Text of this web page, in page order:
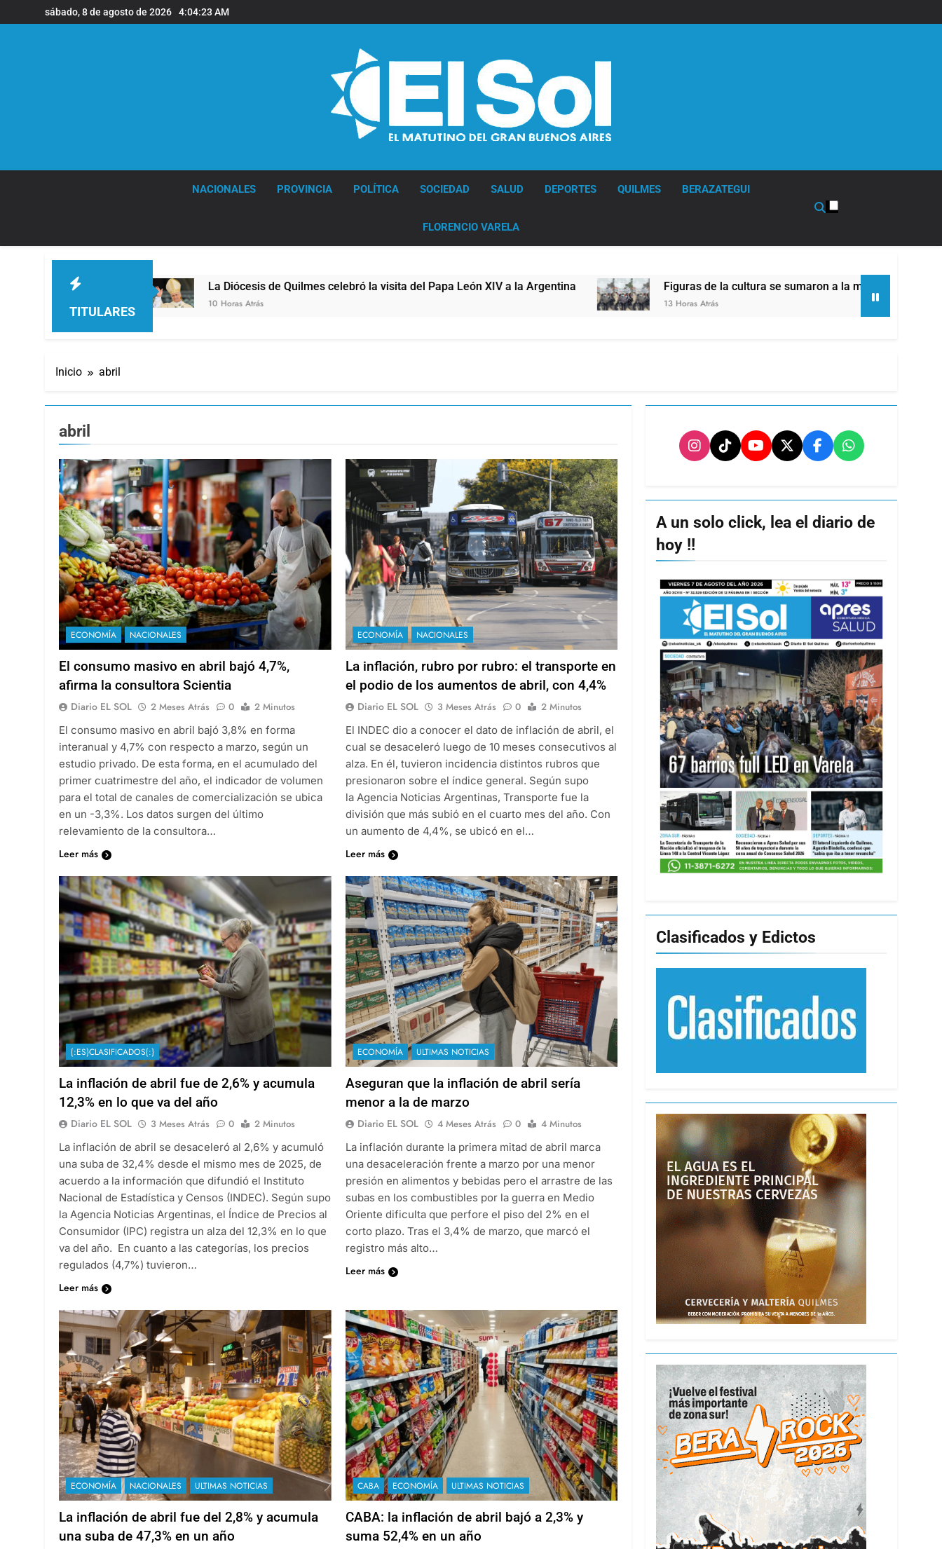
al
sábado, 8 de agosto de 2026 4:04:25 AM
NACIONALES PROVINCIA POLÍTICA SOCIEDAD SALUD DEPORTES QUILMES BERAZATEGUI
FLORENCIO VARELA
TITULARES
La Diócesis de Quilmes celebró la visita del Papa León XIV a la Argentina Figuras de la cultura se sumaron a la marcha frente al Congreso contra la Ley de
Inicio abril
abril
ECONOMÍA NACIONALES
El consumo masivo en abril bajó 4,7%,
afirma la consultora Scientia
Diario EL SOL 2 Meses Atrás 0
2 Minutos
El consumo masivo en abril bajó 3,8% en forma
interanual y 4,7% con respecto a marzo, según un
estudio privado. De esta forma, en el acumulado del
primer cuatrimestre del año, el indicador de volumen
para el total de canales de comercialización se ubica
en un -3,3%. Los datos surgen del último
relevamiento de la consultora…
Leer más
ECONOMÍA NACIONALES
La inflación, rubro por rubro: el transporte en
el podio de los aumentos de abril, con 4,4%
Diario EL SOL 3 Meses Atrás 0
2 Minutos
El INDEC dio a conocer el dato de inflación de abril, el
cual se desaceleró luego de 10 meses consecutivos al
alza. En él, tuvieron incidencia distintos rubros que
presionaron sobre el índice general. Según supo
la Agencia Noticias Argentinas, Transporte fue la
división que más subió en el cuarto mes del año. Con
un aumento de 4,4%, se ubicó en el…
Leer más
{:ES}CLASIFICADOS{:}
La inflación de abril fue de 2,6% y acumula
12,3% en lo que va del año
Diario EL SOL 3 Meses Atrás 0
2 Minutos
La inflación de abril se desaceleró al 2,6% y acumuló
una suba de 32,4% desde el mismo mes de 2025, de
acuerdo a la información que difundió el Instituto
Nacional de Estadística y Censos (INDEC). Según supo
la Agencia Noticias Argentinas, el Índice de Precios al
Consumidor (IPC) registra un alza del 12,3% en lo que
va del año. En cuanto a las categorías, los precios
regulados (4,7%) tuvieron…
Leer más
ECONOMÍA ULTIMAS NOTICIAS
Aseguran que la inflación de abril sería
menor a la de marzo
Diario EL SOL 4 Meses Atrás 0
4 Minutos
La inflación durante la primera mitad de abril marca
una desaceleración frente a marzo por una menor
presión en alimentos y bebidas pero el arrastre de las
subas en los combustibles por la guerra en Medio
Oriente dificulta que perfore el piso del 2% en el
corto plazo. Tras el 3,4% de marzo, que marcó el
registro más alto…
Leer más
ECONOMÍA NACIONALES ULTIMAS NOTICIAS
La inflación de abril fue del 2,8% y acumula
una suba de 47,3% en un año
CABA ECONOMÍA ULTIMAS NOTICIAS
CABA: la inflación de abril bajó a 2,3% y
suma 52,4% en un año
A un solo click, lea el diario de
hoy !!
Clasificados y Edictos